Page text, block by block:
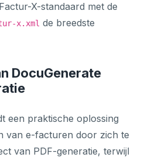
X-standaard met de
x.xml de breedste
DocuGenerate
een praktische oplossing
van e-facturen door zich te
van PDF-generatie, terwijl